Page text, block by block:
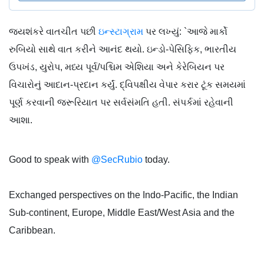
જયશંકરે વાતચીત પછી ઇન્સ્ટાગ્રામ પર લખ્યું: `આજે માર્કો
રુબિયો સાથે વાત કરીને આનંદ થયો. ઇન્ડો-પેસિફિક, ભારતીય
ઉપખંડ, યુરોપ, મધ્ય પૂર્વ/પશ્ચિમ એશિયા અને કેરેબિયન પર
વિચારોનું આદાન-પ્રદાન કર્યું. દ્વિપક્ષીય વેપાર કરાર ટૂંક સમયમાં
પૂર્ણ કરવાની જરૂરિયાત પર સર્વસંમતિ હતી. સંપર્કમાં રહેવાની
આશા.
Good to speak with @SecRubio today.
Exchanged perspectives on the Indo-Pacific, the Indian
Sub-continent, Europe, Middle East/West Asia and the
Caribbean.